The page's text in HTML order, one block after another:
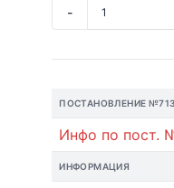
-
ПОСТАНОВЛЕНИЕ №713
Инфо по пост.
ИНФОРМАЦИЯ